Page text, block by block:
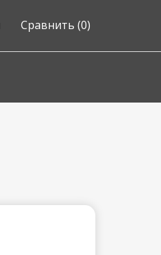
Сравнить (0)